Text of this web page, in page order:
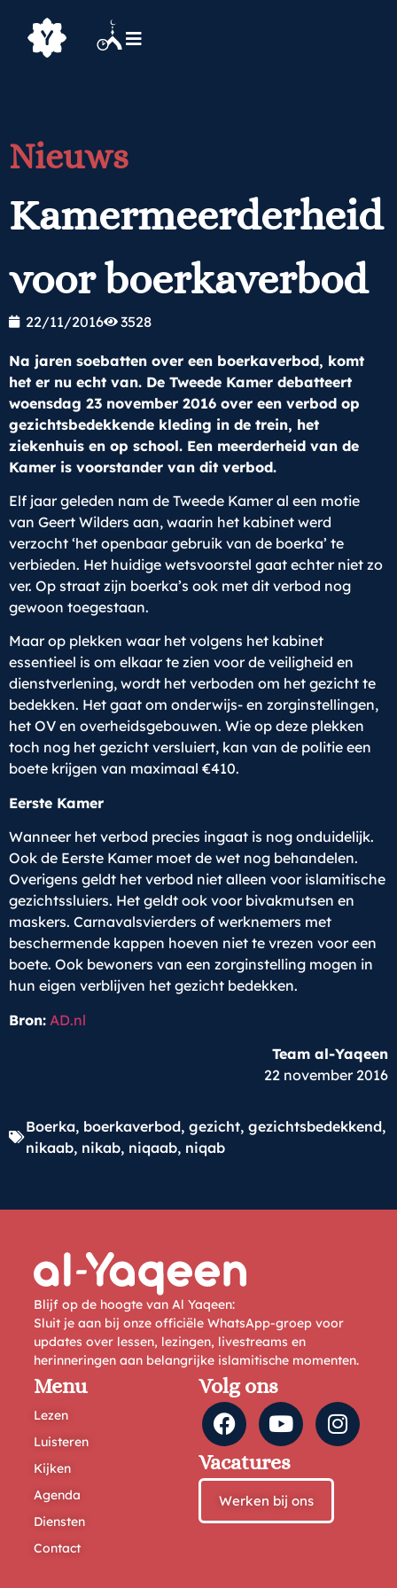
Nieuws
Kamermeerderheid
voor boerkaverbod
22/11/2016 3528
Na jaren soebatten over een boerkaverbod, komt
het er nu echt van. De Tweede Kamer debatteert
woensdag 23 november 2016 over een verbod op
gezichtsbedekkende kleding in de trein, het
ziekenhuis en op school. Een meerderheid van de
Kamer is voorstander van dit verbod.
Elf jaar geleden nam de Tweede Kamer al een motie
van Geert Wilders aan, waarin het kabinet werd
verzocht ‘het openbaar gebruik van de boerka’ te
verbieden. Het huidige wetsvoorstel gaat echter niet zo
ver. Op straat zijn boerka’s ook met dit verbod nog
gewoon toegestaan.
Maar op plekken waar het volgens het kabinet
essentieel is om elkaar te zien voor de veiligheid en
dienstverlening, wordt het verboden om het gezicht te
bedekken. Het gaat om onderwijs- en zorginstellingen,
het OV en overheidsgebouwen. Wie op deze plekken
toch nog het gezicht versluiert, kan van de politie een
boete krijgen van maximaal €410.
Eerste Kamer
Wanneer het verbod precies ingaat is nog onduidelijk.
Ook de Eerste Kamer moet de wet nog behandelen.
Overigens geldt het verbod niet alleen voor islamitische
gezichtssluiers. Het geldt ook voor bivakmutsen en
maskers. Carnavalsvierders of werknemers met
beschermende kappen hoeven niet te vrezen voor een
boete. Ook bewoners van een zorginstelling mogen in
hun eigen verblijven het gezicht bedekken.
Bron: AD.nl
Team al-Yaqeen
22 november 2016
Boerka, boerkaverbod, gezicht, gezichtsbedekkend,
nikaab, nikab, niqaab, niqab
Blijf op de hoogte van Al Yaqeen:
Sluit je aan bij onze officiële WhatsApp-groep voor
updates over lessen, lezingen, livestreams en
herinneringen aan belangrijke islamitische momenten.
Menu
Lezen
Luisteren
Kijken
Agenda
Diensten
Contact
Volg ons
Vacatures
Werken bij ons